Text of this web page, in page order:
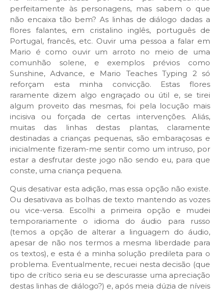
perfeitamente às personagens, mas sabem o que
não encaixa tão bem? As linhas de diálogo dadas a
flores falantes, em cristalino inglês, português de
Portugal, francês, etc. Ouvir uma pessoa a falar em
Mario é como ouvir um arroto no meio de uma
comunhão solene, e exemplos prévios como
Sunshine, Advance, e Mario Teaches Typing 2 só
reforçam esta minha convicção. Estas flores
raramente dizem algo engraçado ou útil e, se tirei
algum proveito das mesmas, foi pela locução mais
incisiva ou forçada de certas intervenções. Aliás,
muitas das linhas destas plantas, claramente
destinadas a crianças pequenas, são embaraçosas e
inicialmente fizeram-me sentir como um intruso, por
estar a desfrutar deste jogo não sendo eu, para que
conste, uma criança pequena.
Quis desativar esta adição, mas essa opção não existe.
Ou desativava as bolhas de texto mantendo as vozes
ou vice-versa. Escolhi a primeira opção e mudei
temporariamente o idioma do áudio para russo
(temos a opção de alterar a linguagem do áudio,
apesar de não nos termos a mesma liberdade para
os textos), e esta é a minha solução predileta para o
problema. Eventualmente, recuei nesta decisão (que
tipo de crítico seria eu se descurasse uma apreciação
destas linhas de diálogo?) e, após meia dúzia de níveis